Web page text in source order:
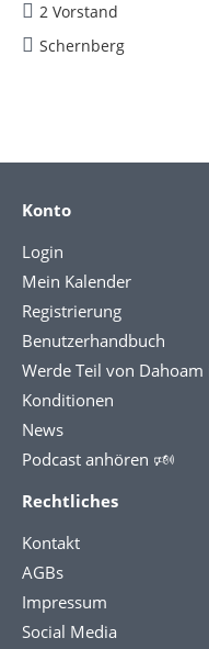
2 Vorstand
Schernberg
Konto
Login
Mein Kalender
Registrierung
Benutzerhandbuch
Werde Teil von
Konditionen
News
Podcast anhören 🕬
Rechtliches
Kontakt
AGBs
Impressum
Social Media